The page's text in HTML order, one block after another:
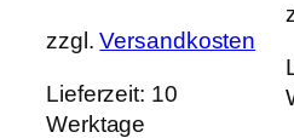
zzgl.Versandkosten
Lieferzeit: 10
Werktage